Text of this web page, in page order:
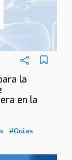
la
en la
#Guias